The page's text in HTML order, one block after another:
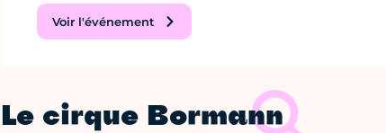
Voir l'événement
Le cirque Bormann